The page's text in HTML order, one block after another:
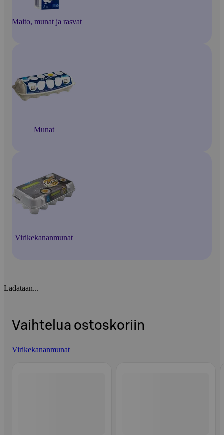
Maito, munat ja rasvat
Munat
Virikekananmunat
Ladataan...
Vaihtelua ostoskoriin
Virikekananmunat